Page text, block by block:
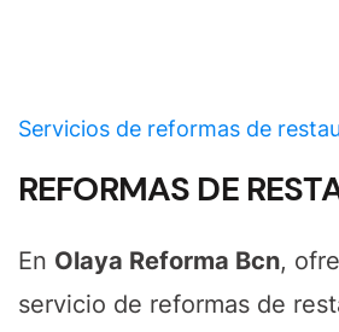
Servicios de reformas de
REFORMAS DE
En Olaya Reforma Bcn,
servicio de reformas de